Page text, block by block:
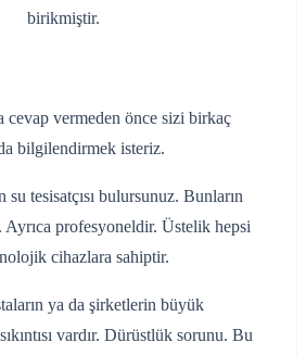
birikmiştir.
cevap vermeden önce sizi birkaç
bilgilendirmek isteriz.
su tesisatçısı bulursunuz. Bunların
Ayrıca profesyoneldir. Üstelik hepsi
cihazlara sahiptir.
ya da şirketlerin büyük
vardır. Dürüstlük sorunu. Bu